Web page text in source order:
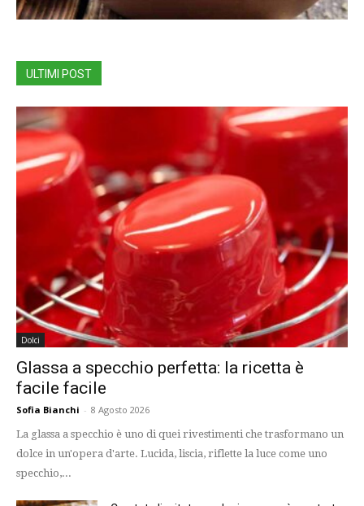
ULTIMI POST
Dolci
Glassa a specchio perfetta: la ricetta è
facile facile
Sofia Bianchi - 8 Agosto 2026
La glassa a specchio è uno di quei rivestimenti che trasformano un
dolce in un'opera d'arte. Lucida, liscia, riflette la luce come uno
specchio,...